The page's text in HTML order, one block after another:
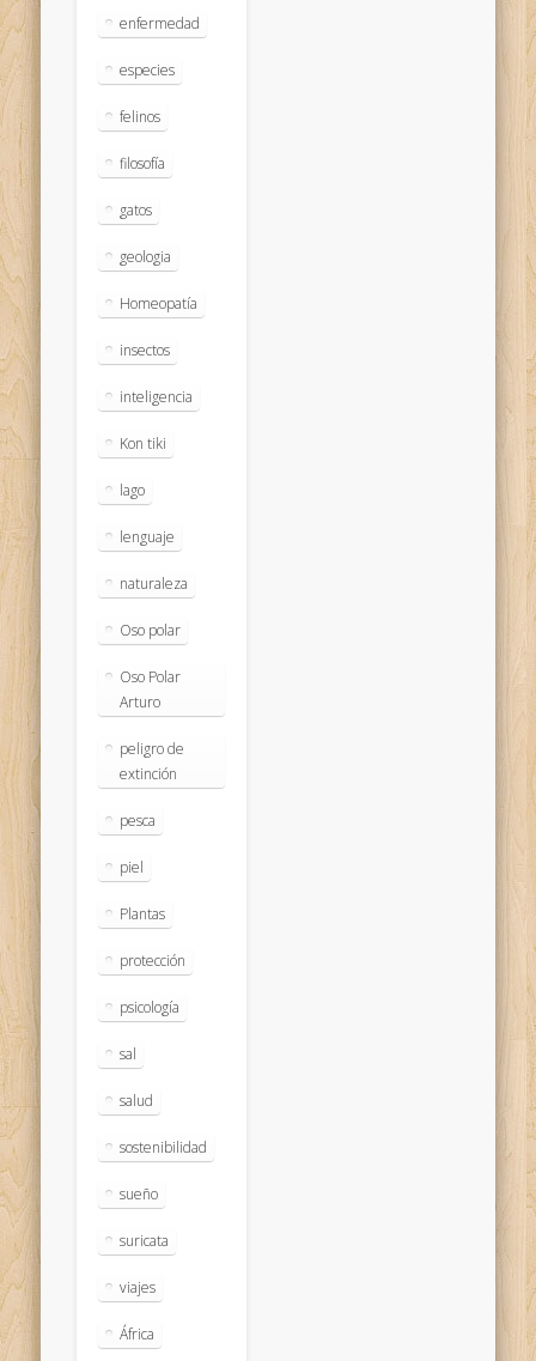
enfermedad
especies
felinos
filosofía
gatos
geologia
Homeopatía
insectos
inteligencia
Kon tiki
lago
lenguaje
naturaleza
Oso polar
Oso Polar
Arturo
peligro de
extinción
pesca
piel
Plantas
protección
psicología
sal
salud
sostenibilidad
sueño
suricata
viajes
África